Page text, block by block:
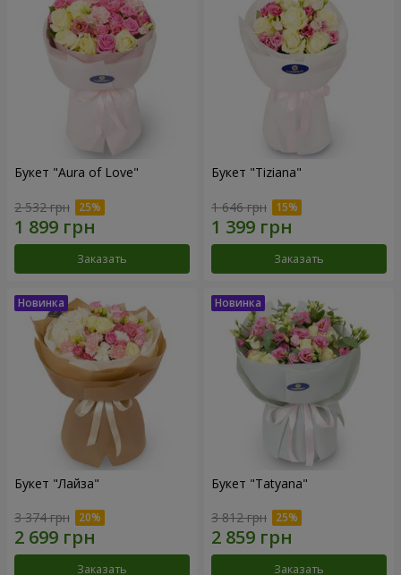
Букет "Aura of Love"
2 532 грн
Заказать
Букет "Tiziana"
1 646 грн
Заказать
Букет "Лайза"
3 374 грн
Заказать
Букет "Tatyana"
3 812 грн
Заказать